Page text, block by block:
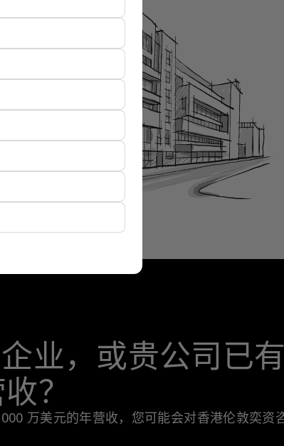
业，或贵公司已有
？
万美元的年营收，您可能会对香港伦敦奕资